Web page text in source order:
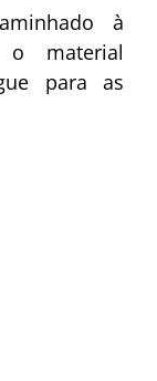
à
material
para as